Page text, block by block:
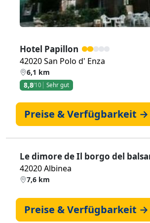
Hotel Papillon
42020 San Polo d' Enza
6,1 km
8,8/10 Sehr gut
Preise & Verfügbarkeit →
Le dimore de Il borgo del
42020 Albinea
7,6 km
Preise & Verfügbarkeit →